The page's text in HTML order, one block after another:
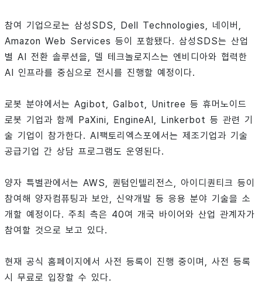
참여 기업으로는 삼성SDS, Dell Technologies, 네이버,
Amazon Web Services 등이 포함됐다. 삼성SDS는 산업
별 AI 전환 솔루션을, 델 테크놀로지스는 엔비디아와 협력한
AI 인프라를 중심으로 전시를 진행할 예정이다.
로봇 분야에서는 Agibot, Galbot, Unitree 등 휴머노이드
로봇 기업과 함께 PaXini, EngineAI, Linkerbot 등 관련 기
술 기업이 참가한다. AI팩토리엑스포에서는 제조기업과 기술
공급기업 간 상담 프로그램도 운영된다.
양자 특별관에서는 AWS, 퀀텀인텔리전스, 아이디퀀티크 등이
참여해 양자컴퓨팅과 보안, 신약개발 등 응용 분야 기술을 소
개할 예정이다. 주최 측은 40여 개국 바이어와 산업 관계자가
참여할 것으로 보고 있다.
현재 공식 홈페이지에서 사전 등록이 진행 중이며, 사전 등록
시 무료로 입장할 수 있다.